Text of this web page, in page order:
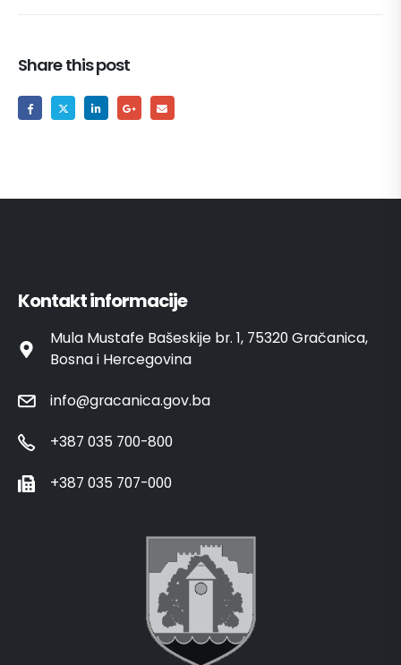
Share this post
Kontakt informacije
Mula Mustafe Bašeskije br. 1, 75320 Gračanica,
Bosna i Hercegovina
info@gracanica.gov.ba
+387 035 700-800
+387 035 707-000